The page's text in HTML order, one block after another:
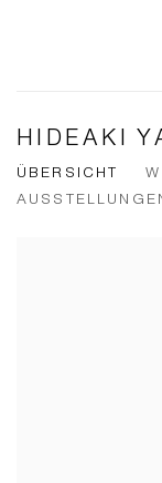
HIDEAKI
ÜBERSICHT